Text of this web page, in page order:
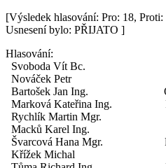
[Výsledek hlasování: Pro: 18,
Usnesení bylo: PŘIJATO ]
Hlasování:
Svoboda Vít
Nováček Petr
Bartošek Jan Ing.
Marková Kateřina
Rychlík Martin
Macků Karel
Švarcová Hana
Křížek